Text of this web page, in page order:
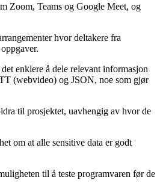
Zoom, Teams og Google Meet, og
hvor deltakere fra
enklere å dele relevant informasjon
(webvideo) og JSON, noe som gjør
til prosjektet, uavhengig av hvor de
om at alle sensitive data er godt
til å teste programvaren før de